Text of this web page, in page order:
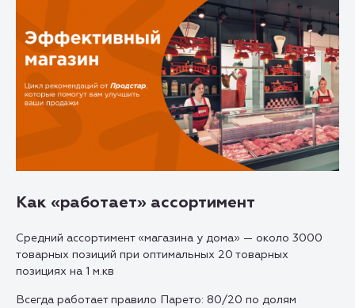
Как «работает» ассортимент
Средний ассортимент «магазина у дома» — около 3000
товарных позиций при оптимальных 20 товарных
позициях на 1 м.кв
Всегда работает правило Парето: 80/20 по долям